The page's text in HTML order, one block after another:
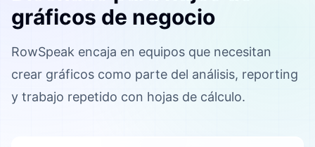
gráficos de negocio
RowSpeak encaja en equipos que necesitan
crear gráficos como parte del análisis, reporting
y trabajo repetido con hojas de cálculo.